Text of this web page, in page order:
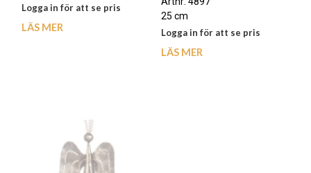
Logga in för att se pris
LÄS MER
25 cm
Logga in för att se pris
LÄS MER